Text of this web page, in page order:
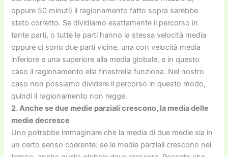
oppure 50 minuti) il ragionamento fatto sopra sarebbe
stato corretto. Se dividiamo esattamente il percorso in
tante parti, o tutte le parti hanno la stessa velocità media
oppure ci sono due parti vicine, una con velocità media
inferiore e una superiore alla media globale, e in questo
caso il ragionamento ella finestrella funziona. Nel nostro
caso non possiamo dividere il percorso in questo modo,
quindi il ragionamento non regge.
2. Anche se due medie parziali crescono, la media delle
medie decresce
Uno potrebbe immaginare che la media di due medie sia in
un certo senso coerente: se le medie parziali crescono nel